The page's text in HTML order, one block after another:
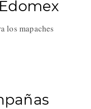
los mapaches